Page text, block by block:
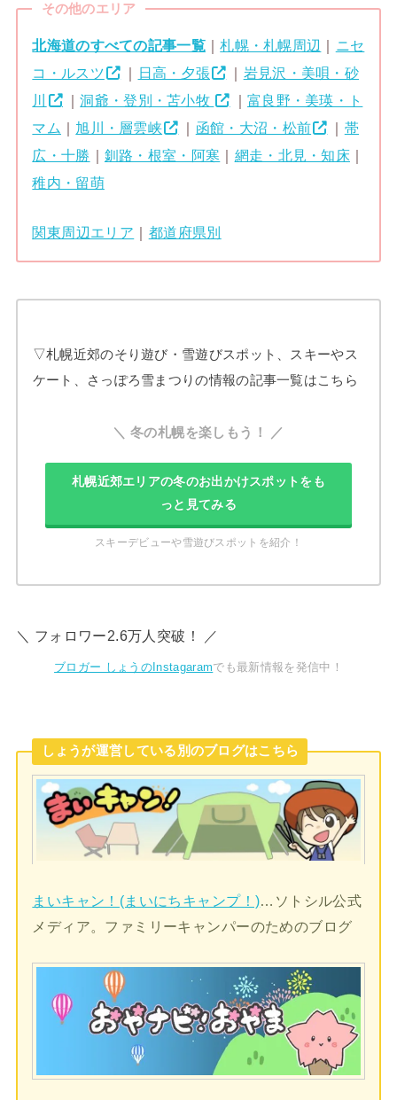
その他のエリア
北海道のすべての記事一覧｜札幌・札幌周辺 ｜ ニセ
コ・ルスツ
｜ 日高・夕張 ｜ 岩見沢・美唄・砂
川
｜洞爺・登別・苫小牧 ｜ 富良野・美瑛・ト
マム ｜ 旭川・層雲峡 ｜ 函館・大沼・松前 ｜ 帯
広・十勝 ｜ 釧路・根室・阿寒 ｜ 網走・北見・知床 ｜
稚内・留萌
関東周辺エリア 都道府県別
▽札幌近郊のそり遊び・雪遊びスポット、スキーやス
ケート、さっぽろ雪まつりの情報の記事一覧はこちら
＼ 冬の札幌を楽しもう！ ／
札幌近郊エリアの冬のお出かけスポットをも
っと見てみる
スキーデビューや雪遊びスポットを紹介！
＼ フォロワー2.6万人突破！ ／
ブロガー しょうのInstagaramでも最新情報を発信中！
しょうが運営している別のブログはこちら
まいキャン！(まいにちキャンプ！) …ソトシル公式
メディア。ファミリーキャンパーのためのブログ